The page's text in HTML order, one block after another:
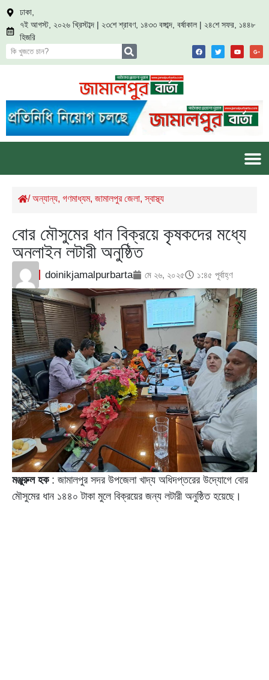
ঢাকা,
৭ই আগস্ট, ২০২৬ খ্রিস্টাব্দ | ২৩শে শ্রাবণ, ১৪৩৩ বঙ্গাব্দ, বর্ষাকাল | ২৪শে সফর, ১৪৪৮
হিজরি
/অন্যান্য, গণমাধ্যম, জামালপুর জেলা,স্বাস্থ্য
বোর মৌসুমের ধান বিক্রয়ে কৃষকদের মধ্যে
অনলাইন লটারী অনুষ্ঠিত
doinikjamalpurbarta মে ২৬, ২০২৫ ১:৪৫ পূর্বাহ্ণ
মঞ্জুরুল হক: জামালপুর সদর উপজেলা খাদ্য অধিদপ্তরের উদ্যোগে বোর
মৌসুমের ধান ১৪৪০ টাকা মুলে বিক্রয়ের জন্য লটারী অনুষ্ঠিত হয়েছে।